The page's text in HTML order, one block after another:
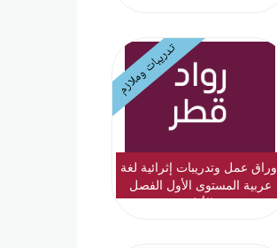
تدريبات وملازم
أوراق عمل وتدريبات إثرائية لغة
عربية المستوى الأول الفصل